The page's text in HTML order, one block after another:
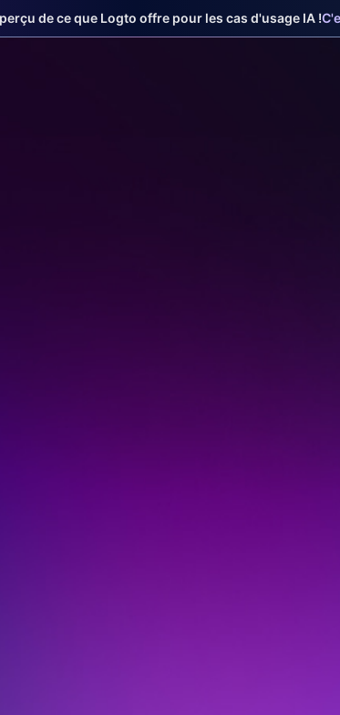
de ce que Logto offre pour les cas d'usage IA !